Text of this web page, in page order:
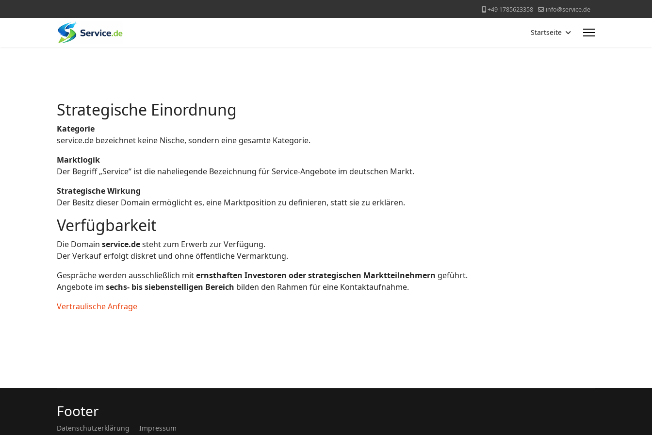
+49 1785623358 info@service.de
Startseite
Strategische Einordnung
Kategorie
service.de bezeichnet keine Nische, sondern eine gesamte Kategorie.
Marktlogik
Der Begriff „Service“ ist die naheliegende Bezeichnung für Service-Angebote im deutschen Markt.
Strategische Wirkung
Der Besitz dieser Domain ermöglicht es, eine Marktposition zu definieren, statt sie zu erklären.
Verfügbarkeit
Die Domain service.desteht zum Erwerb zur Verfügung.
Der Verkauf erfolgt diskret und ohne öffentliche Vermarktung.
Gespräche werden ausschließlich miternsthaften Investoren oder strategischen Marktteilnehmern geführt.
Angebote im sechs- bis siebenstelligen Bereich bilden den Rahmen für eine Kontaktaufnahme.
Vertraulische Anfrage
Footer
Datenschutzerklärung
Impressum